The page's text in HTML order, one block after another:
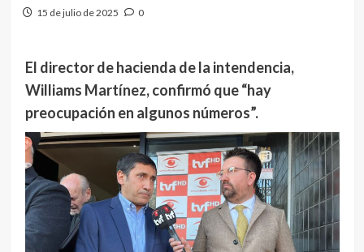
15 de julio de 2025 0
El director de hacienda de la intendencia,
Williams Martínez, confirmó que “hay
preocupación en algunos números”.